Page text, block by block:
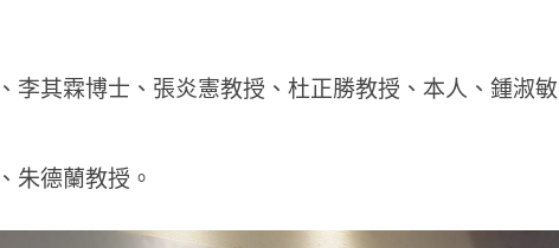
李其霖博士、張炎憲教授、杜正勝教授、本人、鍾淑敏
朱德蘭教授。